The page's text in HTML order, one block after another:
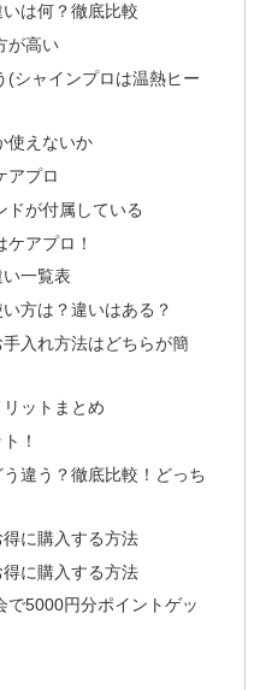
は何？徹底比較
が高い
シャインプロは温熱ヒー
使えないか
アプロ
が付属している
アプロ！
一覧表
方は？違いはある？
入れ方法はどちらが簡
ットまとめ
！
違う？徹底比較！どっち
に購入する方法
に購入する方法
5000円分ポイントゲッ